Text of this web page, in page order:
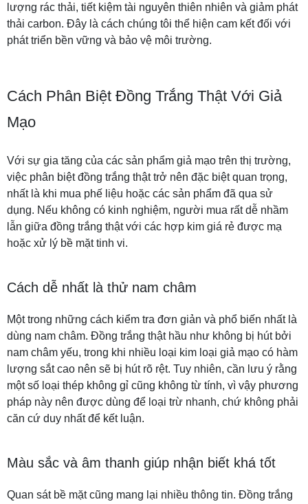
lượng rác thải, tiết kiệm tài nguyên thiên nhiên và giảm phát
thải carbon. Đây là cách chúng tôi thể hiện cam kết đối với
phát triển bền vững và bảo vệ môi trường.
Cách Phân Biệt Đồng Trắng Thật Với Giả
Mạo
Với sự gia tăng của các sản phẩm giả mạo trên thị trường,
việc phân biệt đồng trắng thật trở nên đặc biệt quan trọng,
nhất là khi mua phế liệu hoặc các sản phẩm đã qua sử
dụng. Nếu không có kinh nghiệm, người mua rất dễ nhầm
lẫn giữa đồng trắng thật với các hợp kim giá rẻ được mạ
hoặc xử lý bề mặt tinh vi.
Cách dễ nhất là thử nam châm
Một trong những cách kiểm tra đơn giản và phổ biến nhất là
dùng nam châm. Đồng trắng thật hầu như không bị hút bởi
nam châm yếu, trong khi nhiều loại kim loại giả mạo có hàm
lượng sắt cao nên sẽ bị hút rõ rệt. Tuy nhiên, cần lưu ý rằng
một số loại thép không gỉ cũng không từ tính, vì vậy phương
pháp này nên được dùng để loại trừ nhanh, chứ không phải
căn cứ duy nhất để kết luận.
Màu sắc và âm thanh giúp nhận biết khá tốt
Quan sát bề mặt cũng mang lại nhiều thông tin. Đồng trắng